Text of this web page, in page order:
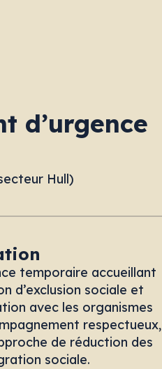
d’urgence
Hull)
temporaire accueillant
d’exclusion sociale et
avec les organismes
respectueux,
de réduction des
sociale.